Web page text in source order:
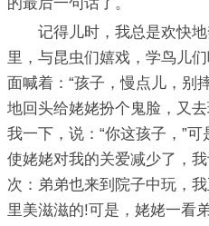
记得儿时，我总是欢快地
里，与昆虫们嬉戏，学鸟儿
面喊着：“孩子，慢点儿，别
地回头给姥姥扮个鬼脸，又
我一下，说：“你这孩子，”
使姥姥对我的关爱减少了，
次：弟弟也来到院子中玩，
里美滋滋的!可是，姥姥一看